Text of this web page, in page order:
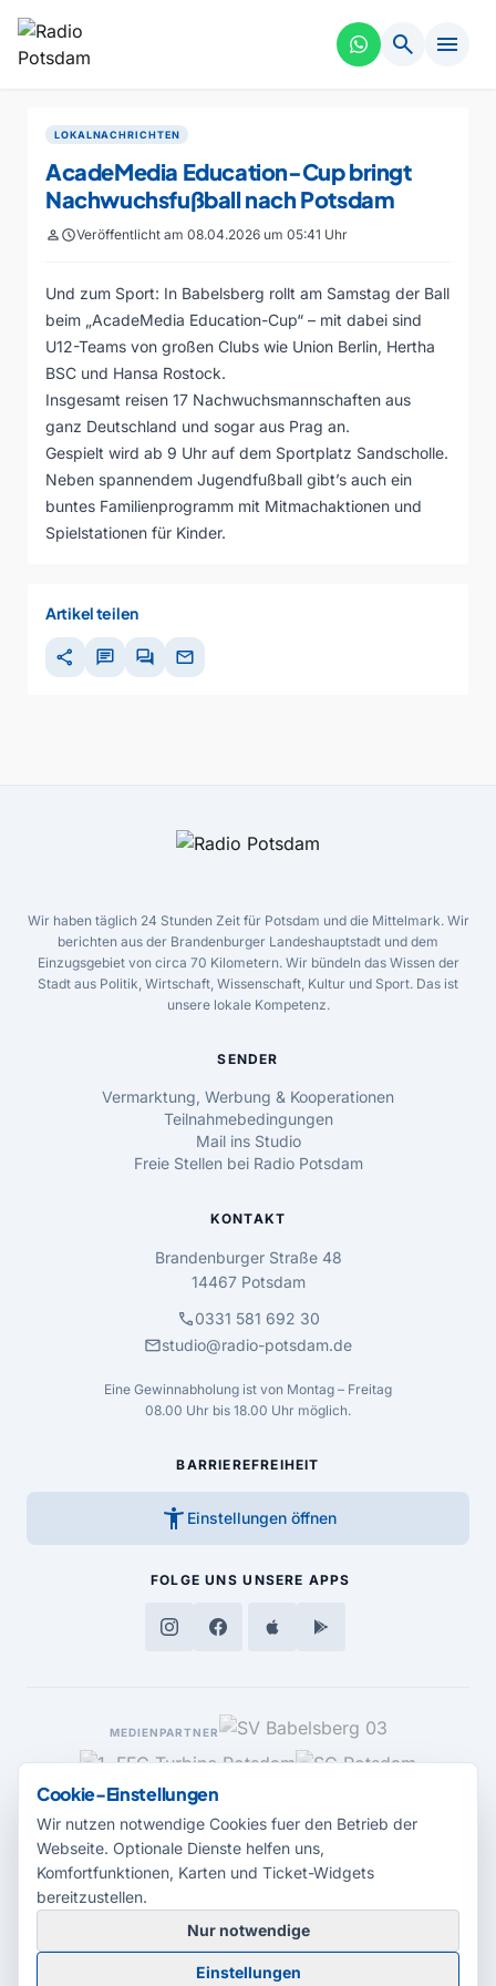
search menu
LOKALNACHRICHTEN
AcadeMedia Education-Cup bringt
Nachwuchsfußball nach Potsdam
personscheduleVeröffentlicht am 08.04.2026 um 05:41 Uhr
Und zum Sport: In Babelsberg rollt am Samstag der Ball
beim „AcadeMedia Education-Cup“ – mit dabei sind
U12-Teams von großen Clubs wie Union Berlin, Hertha
BSC und Hansa Rostock.
Insgesamt reisen 17 Nachwuchsmannschaften aus
ganz Deutschland und sogar aus Prag an.
Gespielt wird ab 9 Uhr auf dem Sportplatz Sandscholle.
Neben spannendem Jugendfußball gibt’s auch ein
buntes Familienprogramm mit Mitmachaktionen und
Spielstationen für Kinder.
Artikel teilen
share chat forum mail
Wir haben täglich 24 Stunden Zeit für Potsdam und die Mittelmark. Wir
berichten aus der Brandenburger Landeshauptstadt und dem
Einzugsgebiet von circa 70 Kilometern. Wir bündeln das Wissen der
Stadt aus Politik, Wirtschaft, Wissenschaft, Kultur und Sport. Das ist
unsere lokale Kompetenz.
SENDER
Vermarktung, Werbung & Kooperationen
Teilnahmebedingungen
Mail ins Studio
Freie Stellen bei Radio Potsdam
KONTAKT
Brandenburger Straße 48
14467 Potsdam
call0331 581 692 30
mailstudio@radio-potsdam.de
Eine Gewinnabholung ist von Montag – Freitag
08.00 Uhr bis 18.00 Uhr möglich.
BARRIEREFREIHEIT
accessibility_new Einstellungen öffnen
FOLGE UNS UNSERE APPS
MEDIENPARTNER
© 2026 Radio Potsdam. Webseite entwickelt durch dieMedienagentur
Babelsberg
Cookie-Einstellungen
Wir nutzen notwendige Cookies fuer den Betrieb der
Webseite. Optionale Dienste helfen uns,
Komfortfunktionen, Karten und Ticket-Widgets
bereitzustellen.
Nur notwendige
Einstellungen